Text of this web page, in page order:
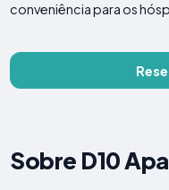
conveniência para os
Sobre D10